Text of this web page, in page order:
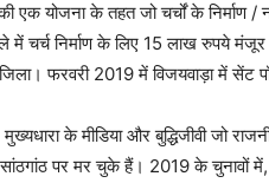
एक योजना के तहत जो चर्चों के निर्माण /
में चर्च निर्माण के लिए 15 लाख रुपये मंजूर
फरवरी 2019 में विजयवाड़ा में सेंट
के मीडिया और बुद्धिजीवी जो
पर मर चुके हैं। 2019 के चुनावों